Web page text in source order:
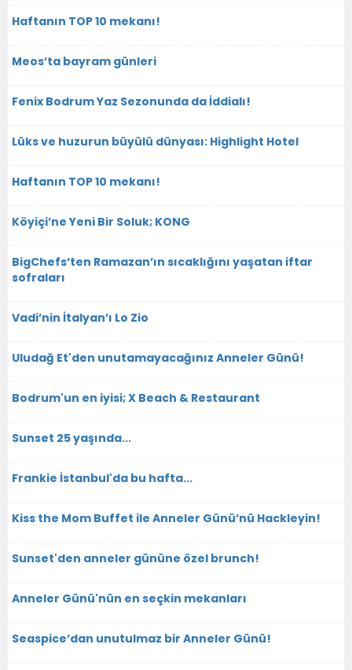
Haftanın TOP 10 mekanı!
Meos’ta bayram günleri
Fenix Bodrum Yaz Sezonunda da İddialı!
Lüks ve huzurun büyülü dünyası: Highlight Hotel
Haftanın TOP 10 mekanı!
Köyiçi’ne Yeni Bir Soluk; KONG
BigChefs’ten Ramazan’ın sıcaklığını yaşatan iftar
sofraları
Vadi’nin İtalyan’ı Lo Zio
Uludağ Et'den unutamayacağınız Anneler Günü!
Bodrum'un en iyisi; X Beach & Restaurant
Sunset 25 yaşında...
Frankie İstanbul'da bu hafta...
Kiss the Mom Buffet ile Anneler Günü’nü Hackleyin!
Sunset'den anneler gününe özel brunch!
Anneler Günü'nün en seçkin mekanları
Seaspice’dan unutulmaz bir Anneler Günü!